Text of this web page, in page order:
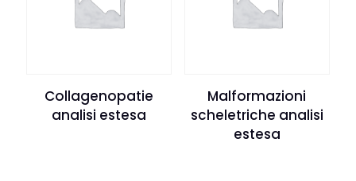
Collagenopatie
analisi estesa
Malformazioni
scheletriche analisi
estesa